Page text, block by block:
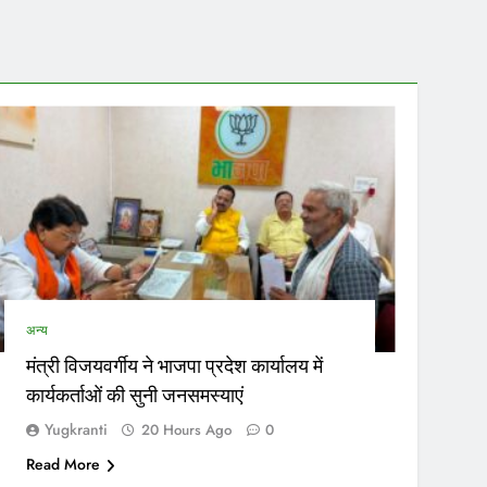
अन्य
मंत्री विजयवर्गीय ने भाजपा प्रदेश कार्यालय में
कार्यकर्ताओं की सुनी जनसमस्याएं
Yugkranti 20 Hours Ago 0
Read More